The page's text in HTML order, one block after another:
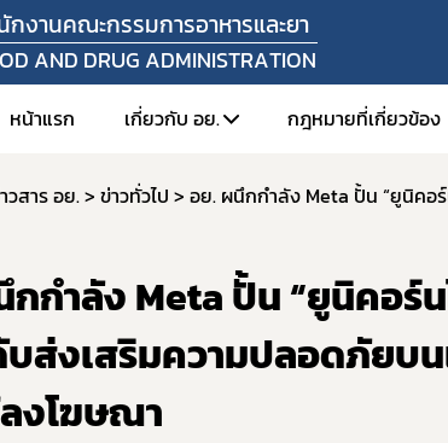
กงานคณะกรรมการอาหารและยา
AND DRUG ADMINISTRATION
หน้าแรก เกี่ยวกับ อย.
3. โครงสร้างหน่วยงาน
4. ข้อมูลผู้บริหาร
คำสั่งมอบอำนาจรองเลขาธิการคณ
5. แผนยุทธศาสตร์และแผนพัฒนาหน่ว
กฎหมายที่เกี่ยวข้อง
วสาร อย. ข่าวทั่วไป
กกำลัง Meta ปั้น “ยูนิคอร์
บส่งเสริมความปลอดภัยบ
งโฆษณา